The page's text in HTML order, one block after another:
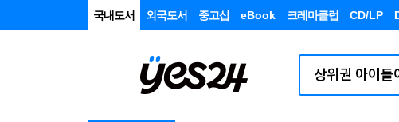
국내도서 외국도서 중고샵 eBook 크레마클럽 CD/LP